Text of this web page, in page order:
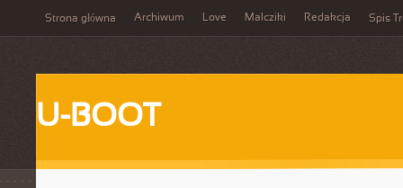
Strona główna Archiwum Love Malcziki Redakcja Spis
U-BOOT